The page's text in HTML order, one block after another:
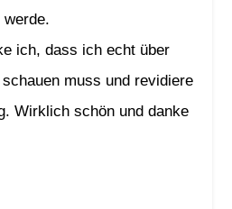
werde.
ich, dass ich echt über
muss und revidiere
Wirklich schön und danke